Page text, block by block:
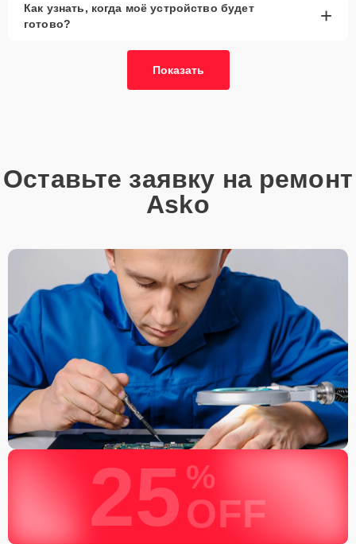
Как узнать, когда моё устройство будет
готово?
+
Показать
Оставьте заявку на ремонт
Asko
25 %
OFF